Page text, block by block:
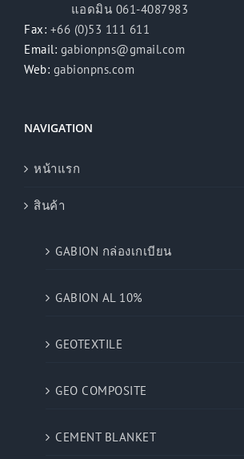
แอดมิน 061-4087983
Fax: +66 (0)53 111 611
Email: gabionpns@gmail.com
Web: gabionpns.com
NAVIGATION
หน้าแรก
สินค้า
GABION กล่องเกเบียน
GABION AL 10%
GEOTEXTILE
GEO COMPOSITE
CEMENT BLANKET